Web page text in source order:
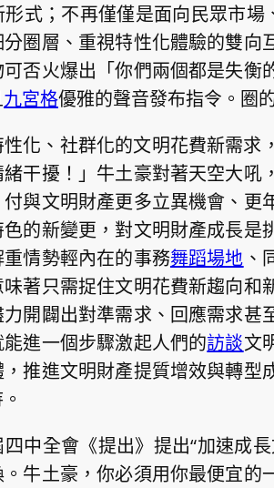
式；不再僅僅是面向民眾市
圈層、重視特性化體驗的雙向
否火爆出「你們兩個都是失衡
九宮格優雅的聲音發布指令。圈
化、社群化的文明花費新需求
干擾！」牛土豪對著天空大吼
與文明財產更多立異機會、更
的新變更，對文明財產成長是
情勢輕內在的事務舞蹈場地 、
味著只需捉住文明花費新趨向和
開闢出對準需求、回應需求甚
進一個步驟激起人們的訪談文
推進文明財產提質增效與轉型
中全會《提出》提出“加速成
牛土豪，你必須用你最便宜的